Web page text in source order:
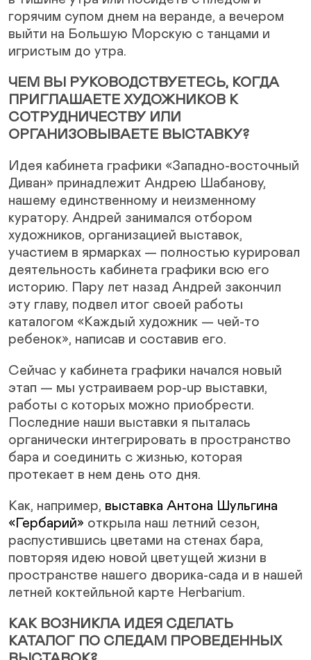
горячим супом днем на веранде, а вечером
выйти на Большую Морскую с танцами и
игристым до утра.
ЧЕМ ВЫ РУКОВОДСТВУЕТЕСЬ, КОГДА
ПРИГЛАШАЕТЕ ХУДОЖНИКОВ К
СОТРУДНИЧЕСТВУ ИЛИ
ОРГАНИЗОВЫВАЕТЕ ВЫСТАВКУ?
Идея кабинета графики «Западно-восточный
Диван» принадлежит Андрею Шабанову,
нашему единственному и неизменному
куратору. Андрей занимался отбором
художников, организацией выставок,
участием в ярмарках — полностью курировал
деятельность кабинета графики всю его
историю. Пару лет назад Андрей закончил
эту главу, подвел итог своей работы
каталогом «Каждый художник — чей-то
ребенок», написав и составив его.
Сейчас у кабинета графики начался новый
этап — мы устраиваем pop-up выставки,
работы с которых можно приобрести.
Последние наши выставки я пыталась
органически интегрировать в пространство
бара и соединить с жизнью, которая
протекает в нем день ото дня.
Как, например, выставка Антона Шульгина
«Гербарий» открыла наш летний сезон,
распустившись цветами на стенах бара,
повторяя идею новой цветущей жизни в
пространстве нашего дворика-сада и в нашей
летней коктейльной карте Herbarium.
КАК ВОЗНИКЛА ИДЕЯ СДЕЛАТЬ
КАТАЛОГ ПО СЛЕДАМ ПРОВЕДЕННЫХ